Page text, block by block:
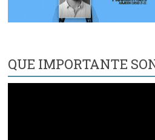
QUE IMPORTANTE